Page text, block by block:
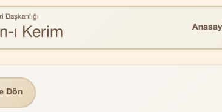
Başkanlığı
ı Kerim
Dön